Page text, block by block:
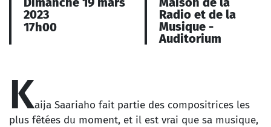
2023
17h00
Radio et de la
Musique -
Auditorium
Kaija Saariaho fait partie des compositrices les
plus fêtées du moment, et il est vrai que sa musique,